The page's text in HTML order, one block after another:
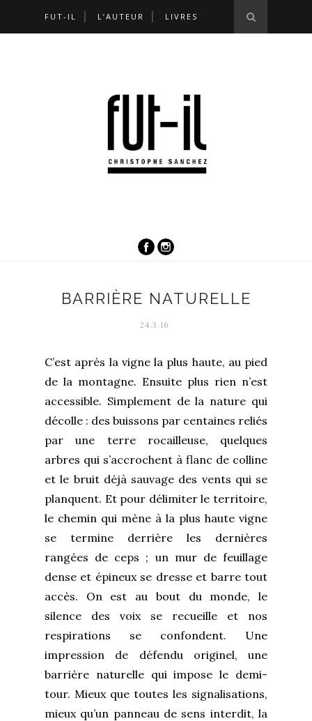
FUT-IL L’AUTEUR LIVRES
BARRIÈRE NATURELLE
24.3.16
C’est après la vigne la plus haute, au pied
de la montagne. Ensuite plus rien n’est
accessible. Simplement de la nature qui
décolle : des buissons par centaines reliés
par une terre rocailleuse, quelques
arbres qui s’accrochent à flanc de colline
et le bruit déjà sauvage des vents qui se
planquent. Et pour délimiter le territoire,
le chemin qui mène à la plus haute vigne
se termine derrière les dernières
rangées de ceps ; un mur de feuillage
dense et épineux se dresse et barre tout
accès. On est au bout du monde, le
silence des voix se recueille et nos
respirations se confondent. Une
impression de défendu originel, une
barrière naturelle qui impose le demi-
tour. Mieux que toutes les signalisations,
mieux qu’un panneau de sens interdit, la